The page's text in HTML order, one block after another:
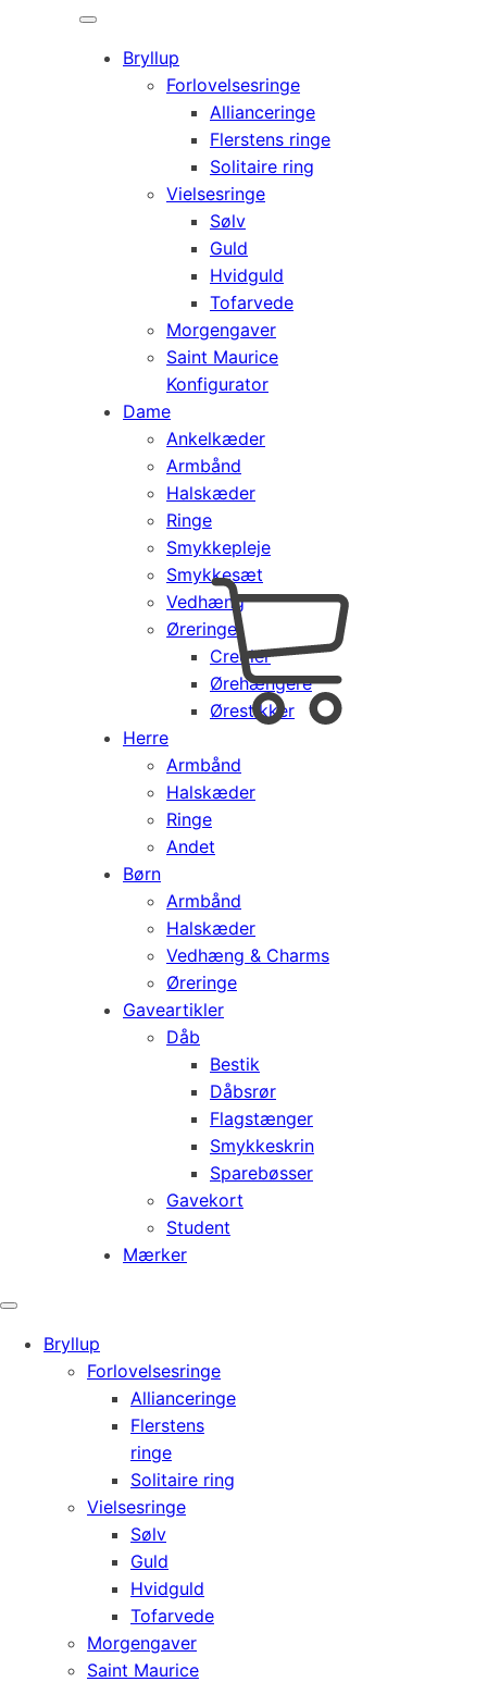
Bryllup
Forlovelsesringe
Allianceringe
Flerstens ringe
Solitaire ring
Vielsesringe
Sølv
Guld
Hvidguld
Tofarvede
Morgengaver
Saint Maurice
Konfigurator
Dame
Ankelkæder
Armbånd
Halskæder
Ringe
Smykkepleje
Smykkesæt
Vedhæng
Øreringe
Creoler
Ørehængere
Ørestikker
Herre
Armbånd
Halskæder
Ringe
Andet
Børn
Armbånd
Halskæder
Vedhæng & Charms
Øreringe
Gaveartikler
Dåb
Bestik
Dåbsrør
Flagstænger
Smykkeskrin
Sparebøsser
Gavekort
Student
Mærker
Products
Bryllup
Forlovelsesringe
Allianceringe
Flerstens
ringe
Solitaire ring
Vielsesringe
Sølv
Guld
Hvidguld
Tofarvede
Morgengaver
Saint Maurice